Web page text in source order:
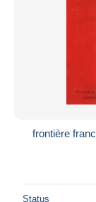
frontière
Status